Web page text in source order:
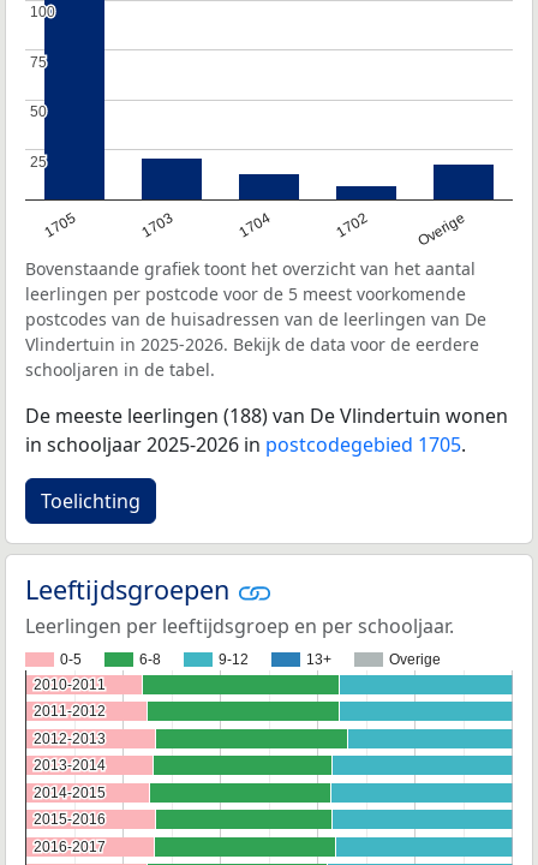
1705 1703 1704 1702 Overige
25
25
50
50
75
75
100
100
Bovenstaande grafiek toont het overzicht van het aantal
leerlingen per postcode voor de 5 meest voorkomende
postcodes van de huisadressen van de leerlingen van De
Vlindertuin in 2025-2026. Bekijk de data voor de eerdere
schooljaren in de tabel.
De meeste leerlingen (188) van De Vlindertuin wonen
in schooljaar 2025-2026 in postcodegebied 1705.
Toelichting
Leeftijdsgroepen
Leerlingen per leeftijdsgroep en per schooljaar.
0-5 6-8 9-12 13+
Overige
2010-2011
2010-2011
2011-2012
2011-2012
2012-2013
2012-2013
2013-2014
2013-2014
2014-2015
2014-2015
2015-2016
2015-2016
2016-2017
2016-2017